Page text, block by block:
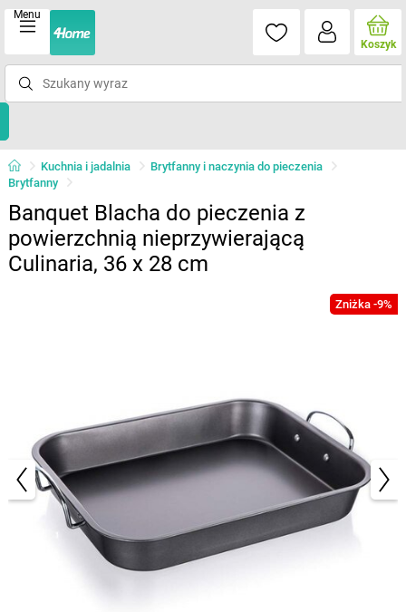
Menu
Koszyk
Kuchnia i jadalnia
Brytfanny i naczynia do pieczenia
Brytfanny
Banquet Blacha do pieczenia z
powierzchnią nieprzywierającą
Culinaria, 36 x 28 cm
Zniżka -9%